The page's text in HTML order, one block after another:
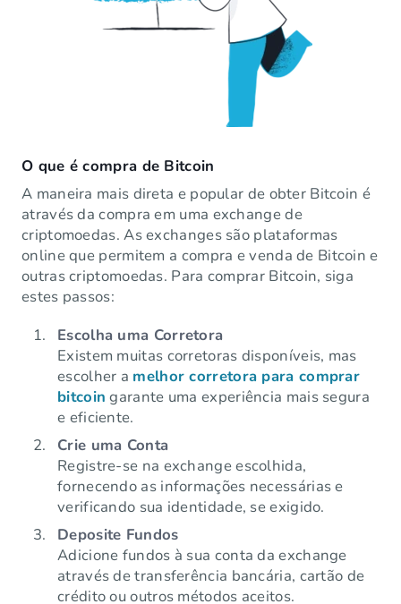
O que é compra de Bitcoin
A maneira mais direta e popular de obter Bitcoin é
através da compra em uma exchange de
criptomoedas. As exchanges são plataformas
online que permitem a compra e venda de Bitcoin e
outras criptomoedas. Para comprar Bitcoin, siga
estes passos:
Escolha uma Corretora
Existem muitas corretoras disponíveis, mas
escolher a melhor corretora para comprar
bitcoin garante uma experiência mais segura
e eficiente.
Crie uma Conta
Registre-se na exchange escolhida,
fornecendo as informações necessárias e
verificando sua identidade, se exigido.
Deposite Fundos
Adicione fundos à sua conta da exchange
através de transferência bancária, cartão de
crédito ou outros métodos aceitos.